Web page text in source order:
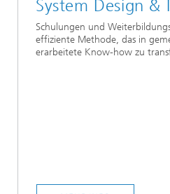
System Design &
Schulungen und
effiziente Methode, das in
erarbeitete Know-how zu